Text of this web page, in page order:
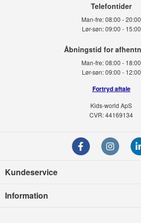
Telefontider
Man-fre:08:00 - 20:00
Lør-søn: 09:00 - 15:00
Man-fre:08:00 - 18:00
Lør-søn:09:00 - 12:00
Fortryd aftale
Kids-world ApS
CVR: 44169134
Kundeservice
Information